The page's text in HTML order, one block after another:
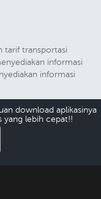
tarif transportasi
informasi
informasi
download aplikasinya
yang lebih cepat!!